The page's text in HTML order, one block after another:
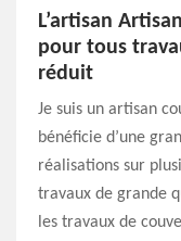
L’artisan
pour tous
réduit
Je suis un artisan
bénéficie d’une
réalisations sur
travaux de grande
les travaux de